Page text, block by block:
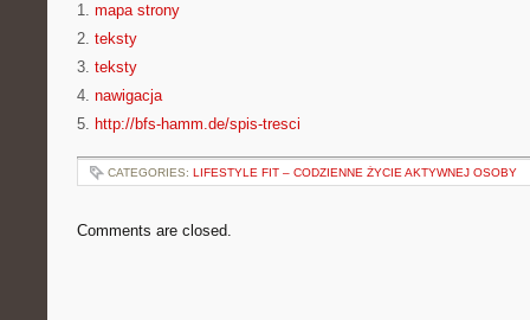
1. mapa strony
2. teksty
3. teksty
4. nawigacja
5. http://bfs-hamm.de/spis-tresci
CATEGORIES: LIFESTYLE FIT – CODZIENNE ŻYCIE AKTYWNEJ OSOBY
Comments are closed.